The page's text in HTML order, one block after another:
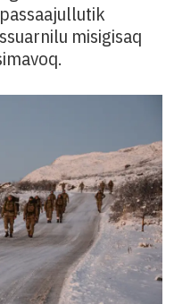
misigisaq